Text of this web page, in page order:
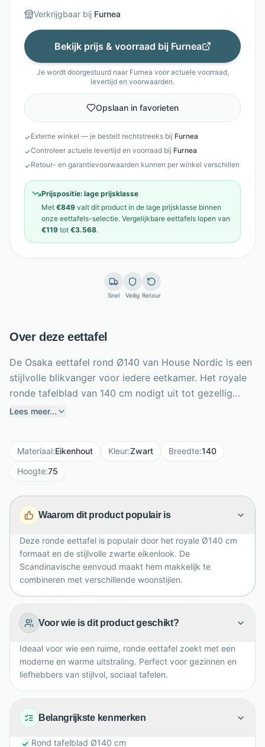
Verkrijgbaar bij Furnea
Bekijk prijs & voorraad bij Furnea
Je wordt doorgestuurd naar Furnea voor actuele voorraad,
levertijd en voorwaarden.
Opslaan in favorieten
✓Externe winkel — je bestelt rechtstreeks bij Furnea
✓Controleer actuele levertijd en voorraad bij Furnea
✓Retour- en garantievoorwaarden kunnen per winkel verschillen
Prijspositie: lage prijsklasse
Met €849 valt dit product in de lage prijsklasse binnen
onze eettafels-selectie. Vergelijkbare eettafels lopen van
€119 tot €3.568.
Snel Veilig Retour
Over deze eettafel
De Osaka eettafel rond Ø140 van House Nordic is een
stijlvolle blikvanger voor iedere eetkamer. Het royale
ronde tafelblad van 140 cm nodigt uit tot gezellig
tafelen en creëert een open, sociale sfeer. De
met moderne eenvoud. De zwarte afwerking zorgt
voor een krachtig en tijdloos accent dat mooi past in
een hoogte van 75 cm is deze eettafel ideaal voor
dagelijks gebruik, diners met vrienden en stijlvolle
karakter.
Lees meer...
Materiaal:Eikenhout Kleur:Zwart Breedte:140
Hoogte:75
Waarom dit product populair is
Deze ronde eettafel is populair door het royale Ø140 cm
formaat en de stijlvolle zwarte eikenlook. De
Scandinavische eenvoud maakt hem makkelijk te
combineren met verschillende woonstijlen.
Voor wie is dit product geschikt?
Ideaal voor wie een ruime, ronde eettafel zoekt met een
moderne en warme uitstraling. Perfect voor gezinnen en
liefhebbers van stijlvol, sociaal tafelen.
Belangrijkste kenmerken
Rond tafelblad Ø140 cm